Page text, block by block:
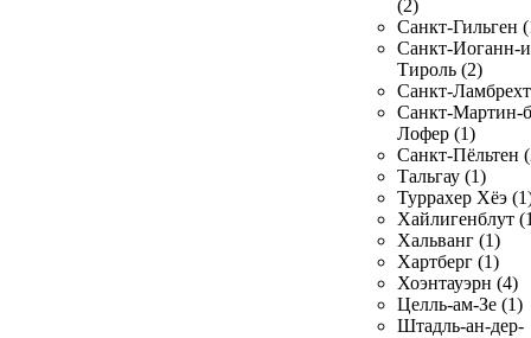
(2)
Санкт-Гильген
Санкт-Иоганн-
Тироль (2)
Санкт-
Санкт-Мартин-
Лофер (1)
Санкт-Пёльтен
Тальгау (1)
Туррахер Хёэ
Хайлигенблут
Хальванг (1)
Хартберг (1)
Хоэнтауэрн (4)
Целль-ам-Зе (1)
Штадль-ан-дер-